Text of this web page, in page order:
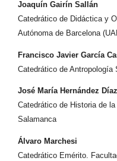
Joaquín Gairín Sallán
Catedrático de Didáctica y
Autónoma de Barcelona
Francisco Javier García
Catedrático de Antropología
José María Hernández Díaz
Catedrático de Historia de
Salamanca
Álvaro Marchesi
Catedrático Emérito.